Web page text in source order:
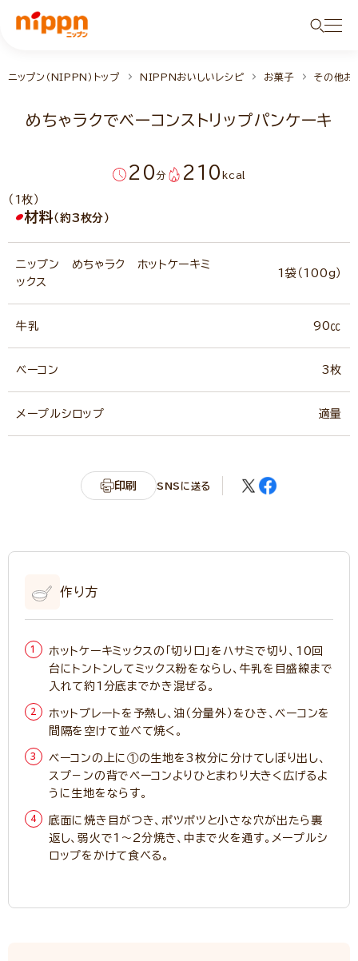
ニップン（NIPPN）トップ NIPPNおいしいレシピ お菓子 その他お
めちゃラクでベーコンストリップパンケーキ
20 分 210kcal
（1枚）
材料（約3枚分）
ニップン めちゃラク ホットケーキミ
ックス
1袋（100g）
牛乳 90㏄
ベーコン 3枚
メープルシロップ 適量
印刷 SNSに送る
作り方
ホットケーキミックスの「切り口」をハサミで切り、10回
台にトントンしてミックス粉をならし、牛乳を目盛線まで
入れて約1分底までかき混ぜる。
ホットプレートを予熱し、油（分量外）をひき、ベーコンを
間隔を空けて並べて焼く。
ベーコンの上に①の生地を3枚分に分けてしぼり出し、
スプ－ンの背でベーコンよりひとまわり大きく広げるよ
うに生地をならす。
底面に焼き目がつき、ポツポツと小さな穴が出たら裏
返し、弱火で1～2分焼き、中まで火を通す。メープルシ
ロップをかけて食べる。